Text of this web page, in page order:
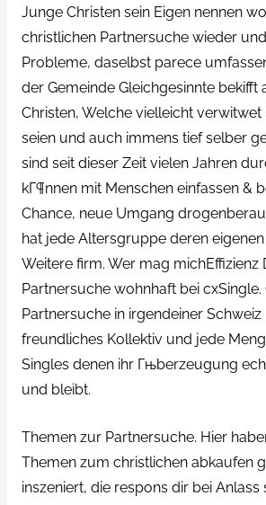
Junge Christen sein Eigen nennen
christlichen Partnersuche wieder
Probleme, daselbst parece
der Gemeinde Gleichgesinnte bekifft
Christen, Welche vielleicht verwitwet
seien und auch immens tief selber
sind seit dieser Zeit vielen Jahren
kГ¶nnen mit Menschen einfassen &
Chance, neue Umgang
hat jede Altersgruppe deren eigenen
Weitere firm. Wer mag michEffizienz
Partnersuche wohnhaft bei cxSingle.
Partnersuche in irgendeiner
freundliches Kollektiv und jede
Singles denen ihr Гњberzeugung
und bleibt.
Themen zur Partnersuche. Hier
Themen zum christlichen abkaufen
inszeniert, die respons dir bei Anlass